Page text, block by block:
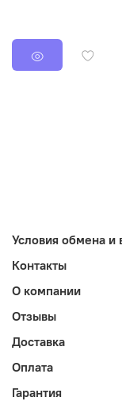
Условия обмена и
Контакты
О компании
Отзывы
Доставка
Оплата
Гарантия